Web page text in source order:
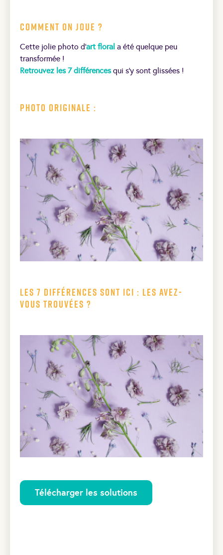
Comment on joue ?
Cette jolie photo d’art floral a été quelque peu
transformée !
Retrouvez les 7 différencesqui s’y sont glissées !
Photo originale :
Les 7 différences sont ici : les avez-
vous trouvées ?
Télécharger les solutions